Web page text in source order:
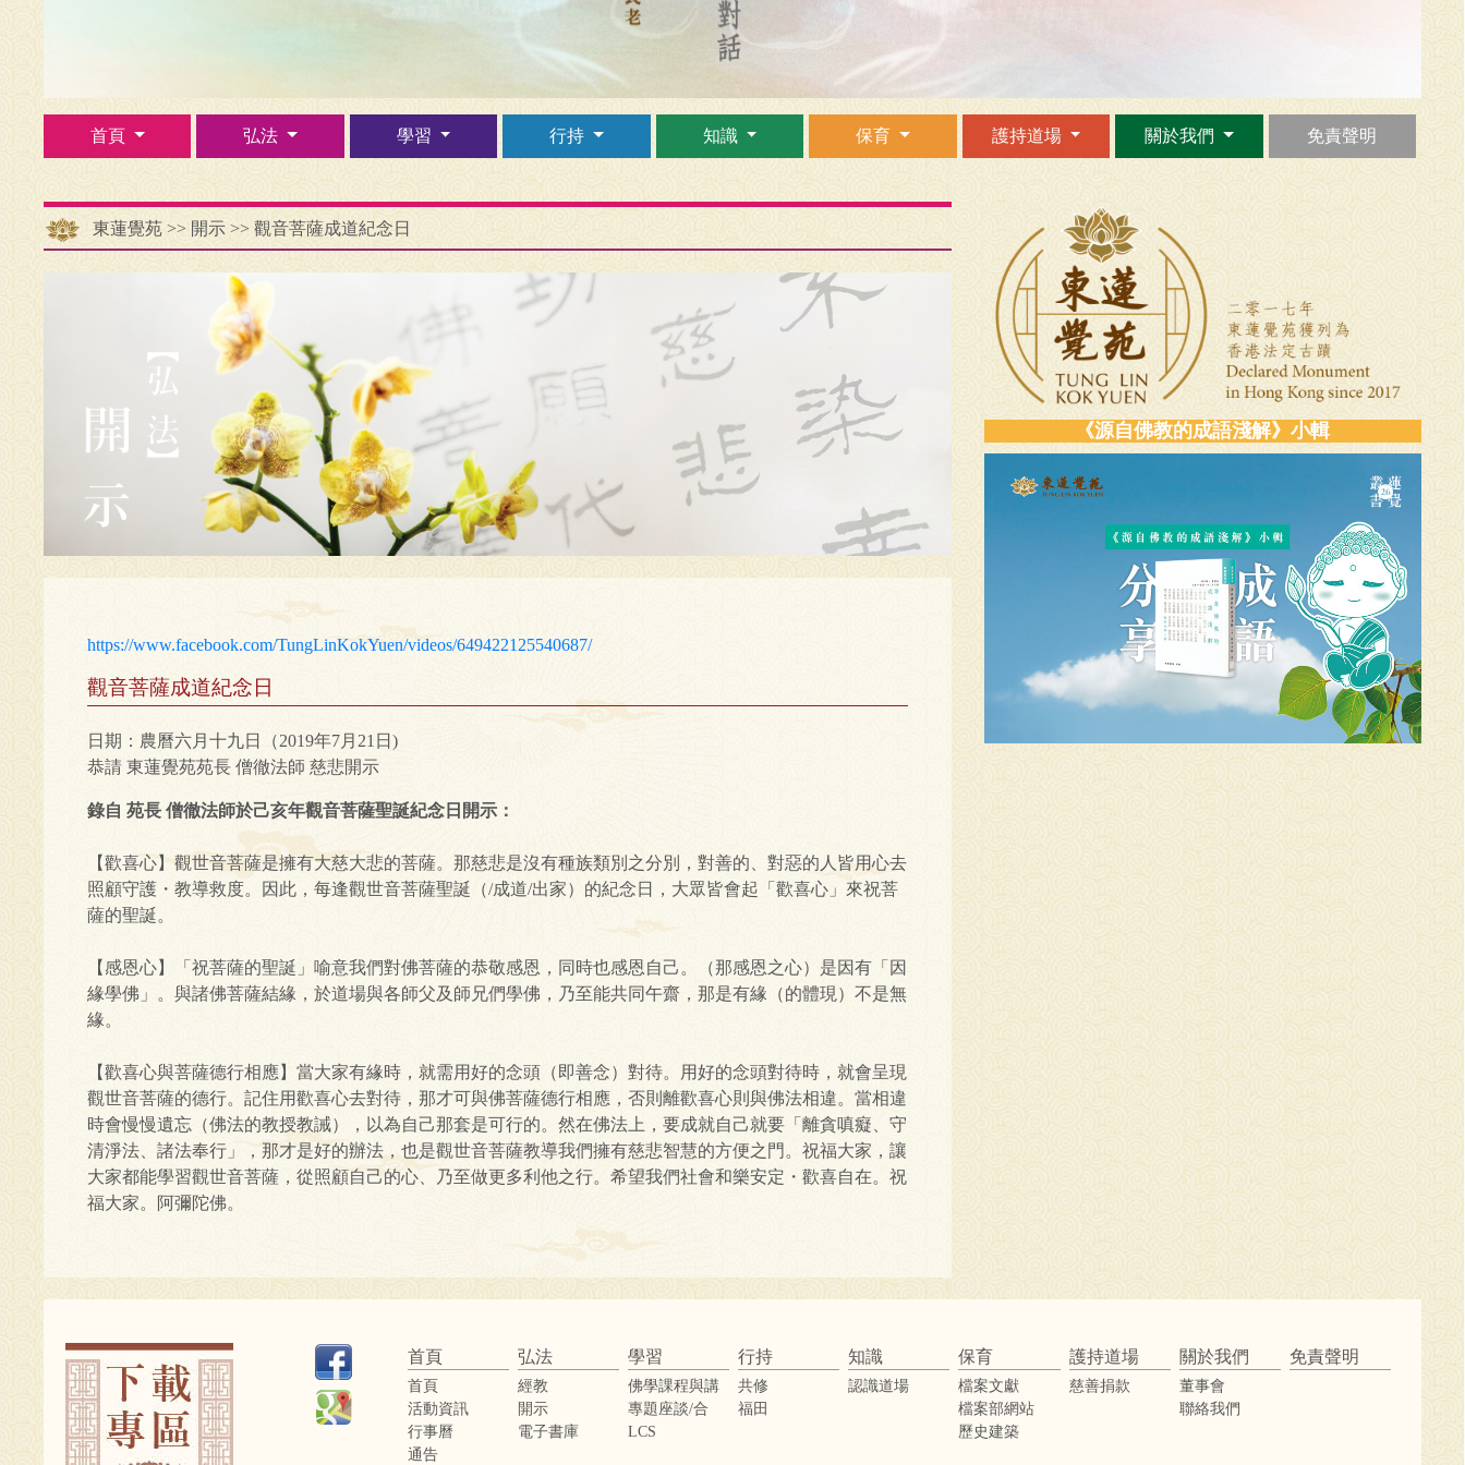
首頁 弘法 學習 行持 知識 保育 護持道場 關於我們 免責聲明
東蓮覺苑 >> 開示 >> 觀音菩薩成道紀念日
https://www.facebook.com/TungLinKokYuen/videos/649422125540687/
觀音菩薩成道紀念日
日期：農曆六月十九日（2019年7月21日)
恭請 東蓮覺苑苑長 僧徹法師 慈悲開示
錄自 苑長 僧徹法師於己亥年觀音菩薩聖誕紀念日開示：
【歡喜心】觀世音菩薩是擁有大慈大悲的菩薩。那慈悲是沒有種族類別之分別，對善的、對惡的人皆用心去
照顧守護・教導救度。因此，每逢觀世音菩薩聖誕（/成道/出家）的紀念日，大眾皆會起「歡喜心」來祝菩
薩的聖誕。
【感恩心】「祝菩薩的聖誕」喻意我們對佛菩薩的恭敬感恩，同時也感恩自己。（那感恩之心）是因有「因
緣學佛」。與諸佛菩薩結緣，於道場與各師父及師兄們學佛，乃至能共同午齋，那是有緣（的體現）不是無
緣。
【歡喜心與菩薩德行相應】當大家有緣時，就需用好的念頭（即善念）對待。用好的念頭對待時，就會呈現
觀世音菩薩的德行。記住用歡喜心去對待，那才可與佛菩薩德行相應，否則離歡喜心則與佛法相違。當相違
時會慢慢遺忘（佛法的教授教誡），以為自己那套是可行的。然在佛法上，要成就自己就要「離貪嗔癡、守
清淨法、諸法奉行」，那才是好的辦法，也是觀世音菩薩教導我們擁有慈悲智慧的方便之門。祝福大家，讓
大家都能學習觀世音菩薩，從照顧自己的心、乃至做更多利他之行。希望我們社會和樂安定・歡喜自在。祝
福大家。阿彌陀佛。
《源自佛教的成語淺解》小輯
首頁
首頁
活動資訊
行事曆
通告
弘法
經教
開示
電子書庫
學習
佛學課程與講
座
專題座談/合
辦活動
LCS
行持
共修
福田
知識
認識道場
保育
檔案文獻
檔案部網站
歷史建築
護持道場
慈善捐款
關於我們
董事會
聯絡我們
免責聲明